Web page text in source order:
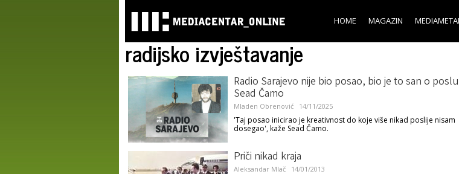
main
content
HOME MAGAZIN
radijsko izvještavanje
Radio Sarajevo nije bio posao, bio je to san o
Sead Čamo
Mladen Obrenović 14/11/2025
'Taj posao inicirao je kreativnost do koje više nikad poslije nisam
dosegao', kaže Sead Čamo.
Priči nikad kraja
Aleksandar Mlač 14/01/2013